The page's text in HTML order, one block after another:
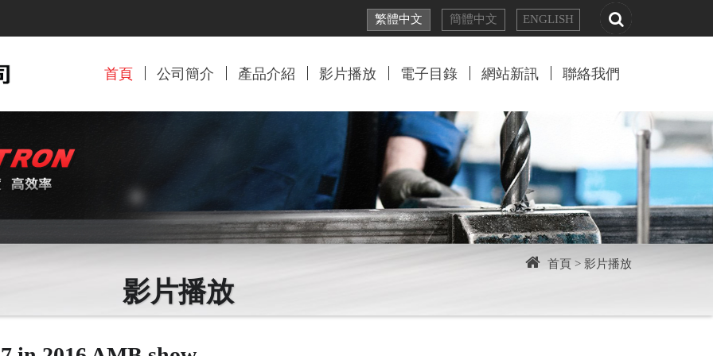
繁體中文 簡體中文 ENGLISH
首頁 公司簡介 產品介紹 影片播放 電子目錄 網站新訊 聯絡我們
首頁 > 影片播放
影片播放